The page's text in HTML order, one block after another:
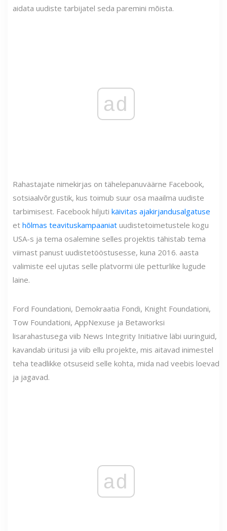
aidata uudiste tarbijatel seda paremini mõista.
ad
Rahastajate nimekirjas on tähelepanuväärne Facebook,
sotsiaalvõrgustik, kus toimub suur osa maailma uudiste
tarbimisest. Facebook hiljuti käivitas ajakirjandusalgatuse
et hõlmas teavituskampaaniat uudistetoimetustele kogu
USA-s ja tema osalemine selles projektis tähistab tema
viimast panust uudistetööstusesse, kuna 2016. aasta
valimiste eel ujutas selle platvormi üle petturlike lugude
laine.
Ford Foundationi, Demokraatia Fondi, Knight Foundationi,
Tow Foundationi, AppNexuse ja Betaworksi
lisarahastusega viib News Integrity Initiative läbi uuringuid,
kavandab üritusi ja viib ellu projekte, mis aitavad inimestel
teha teadlikke otsuseid selle kohta, mida nad veebis loevad
ja jagavad.
ad